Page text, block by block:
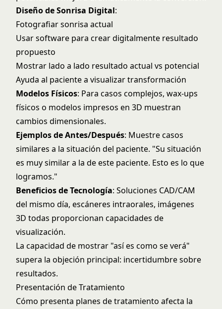
Diseño de Sonrisa Digital:
Fotografiar sonrisa actual
Usar software para crear digitalmente resultado
propuesto
Mostrar lado a lado resultado actual vs potencial
Ayuda al paciente a visualizar transformación
Modelos Físicos: Para casos complejos, wax-ups
físicos o modelos impresos en 3D muestran
cambios dimensionales.
Ejemplos de Antes/Después: Muestre casos
similares a la situación del paciente. "Su situación
es muy similar a la de este paciente. Esto es lo que
logramos."
Beneficios de Tecnología: Soluciones CAD/CAM
del mismo día, escáneres intraorales, imágenes
3D todas proporcionan capacidades de
visualización.
La capacidad de mostrar "así es como se verá"
supera la objeción principal: incertidumbre sobre
resultados.
Presentación de Tratamiento
Cómo presenta planes de tratamiento afecta la